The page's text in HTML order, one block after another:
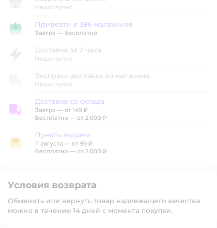
Недоступно
Привезти в магазин
Привезти в 396 магазинов
Завтра — бесплатно
Доставка за 2 часа
Недоступно
Экспресс-доставка из магазина
Недоступно
Доставка со склада
Доставка со склада
Завтра — от 149 ₽
Бесплатно — от 2 000 ₽
Пункты выдачи
Пункты выдачи
11 августа — от 99 ₽
Бесплатно — от 2 000 ₽
Условия возврата
Обменять или вернуть товар надлежащего качества
можно в течение 14 дней с момента покупки.